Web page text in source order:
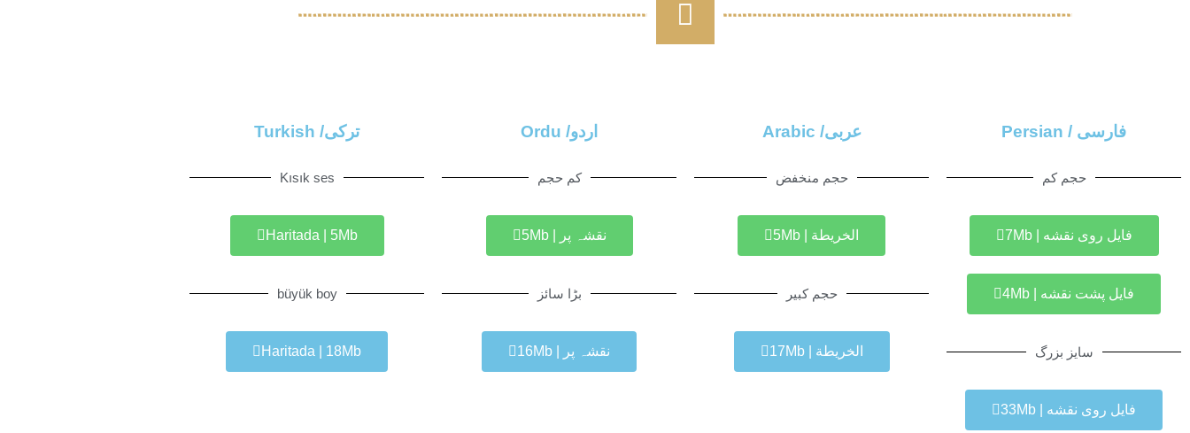
فارسی / Persian
حجم کم
فایل روی نقشه | 7Mb
فایل پشت نقشه | 4Mb
سایز بزرگ
فایل روی نقشه | 33Mb
عربی/ Arabic
حجم منخفض
الخريطة | 5Mb
حجم کبیر
الخريطة | 17Mb
اردو/ Ordu
کم حجم
نقشہ پر | 5Mb
بڑا سائز
نقشہ پر | 16Mb
ترکی/ Turkish
Kısık ses
Haritada | 5Mb
büyük boy
Haritada | 18Mb